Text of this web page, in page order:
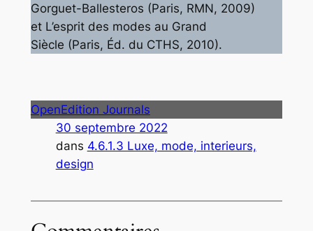
Gorguet-Ballesteros (Paris, RMN, 2009)
et L’esprit des modes au Grand
Siècle (Paris, Éd. du CTHS, 2010).
OpenEdition Journals
30 septembre 2022
dans 4.6.1.3 Luxe, mode, interieurs,
design